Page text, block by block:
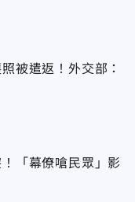
被遣返！外交部：
「幕僚嗆民眾」影